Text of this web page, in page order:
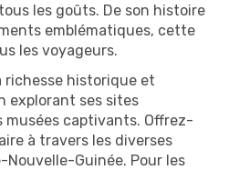
les goûts. De son histoire
emblématiques, cette
les voyageurs.
richesse historique et
explorant ses sites
musées captivants. Offrez-
à travers les diverses
Nouvelle-Guinée. Pour les